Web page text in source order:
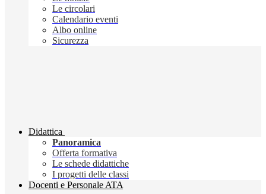
Le circolari
Calendario eventi
Albo online
Sicurezza
Didattica
Panoramica
Offerta formativa
Le schede didattiche
I progetti delle classi
Docenti e Personale ATA